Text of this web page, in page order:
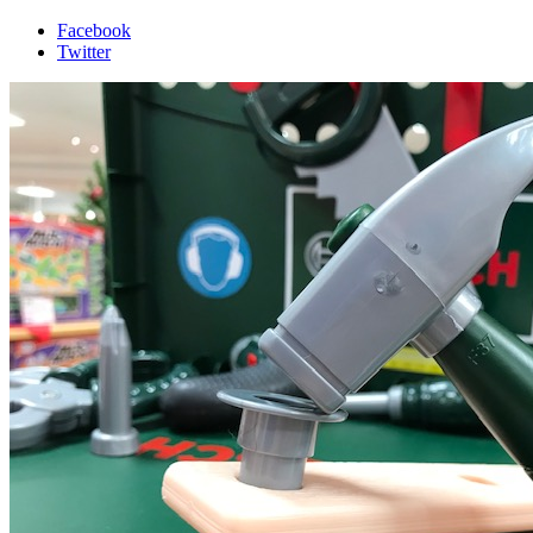
Facebook
Twitter